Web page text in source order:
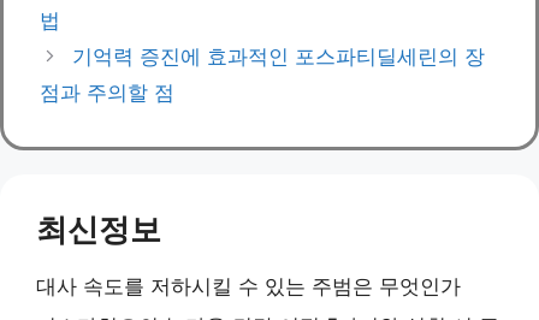
법
기억력 증진에 효과적인 포스파티딜세린의 장
점과 주의할 점
최신정보
대사 속도를 저하시킬 수 있는 주범은 무엇인가